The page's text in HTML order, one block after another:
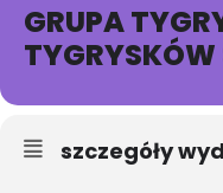
GRUPA
TYGRYSKÓW
szczegóły